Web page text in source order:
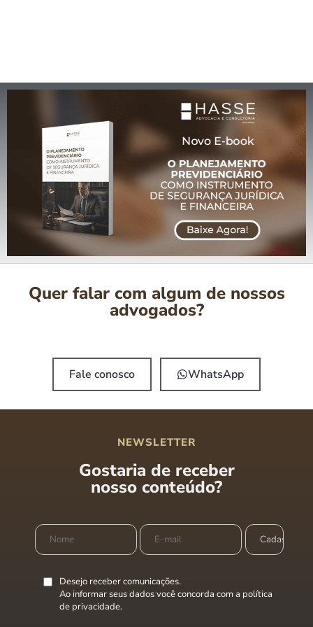
Quer falar com algum de nossos
advogados?
Fale conosco WhatsApp
NEWSLETTER
Gostaria de receber
nosso conteúdo?
Desejo receber comunicações.
Ao informar seus dados você concorda com a política
de privacidade.